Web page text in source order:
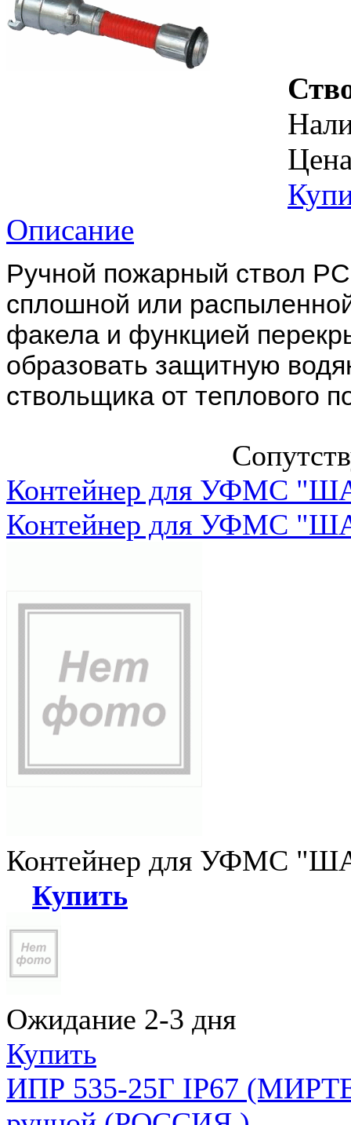
Описание
Ручной пожарный ствол
сплошной или
факела и функцией
образовать защитную
ствольщика от теплового
Контейнер для УФМС
Контейнер для УФМС
Контейнер для УФМС
Купить
Ожидание 2-3 дня
Купить
ИПР 535-25Г IP67